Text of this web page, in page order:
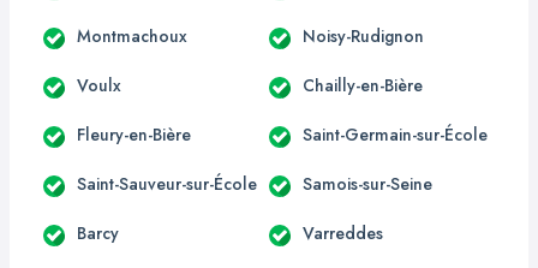
Montmachoux Noisy-Rudignon
Voulx Chailly-en-Bière
Fleury-en-Bière Saint-Germain-sur-École
Saint-Sauveur-sur-École Samois-sur-Seine
Barcy Varreddes